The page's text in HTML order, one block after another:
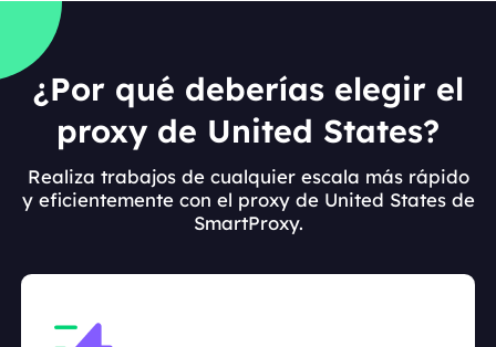
¿Por qué deberías elegir el
proxy de United States?
Realiza trabajos de cualquier escala más rápido
y eficientemente con el proxy de United States de
SmartProxy.